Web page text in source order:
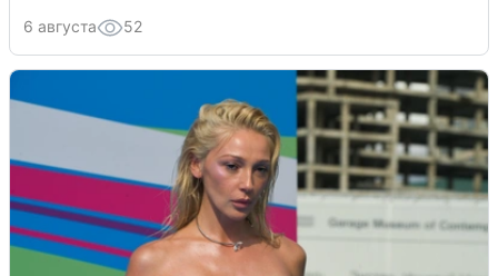
6 августа 52